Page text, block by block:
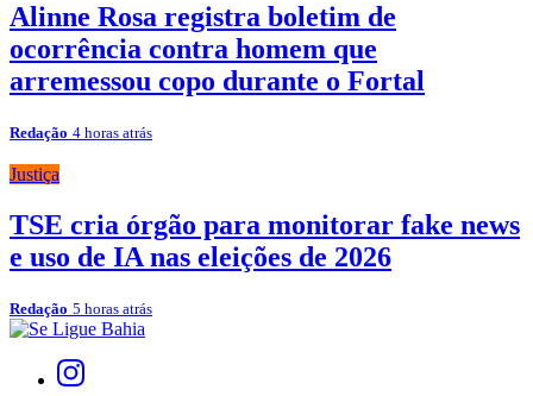
Alinne Rosa registra boletim de
ocorrência contra homem que
arremessou copo durante o Fortal
Redação 4 horas atrás
Justiça
TSE cria órgão para monitorar fake news
e uso de IA nas eleições de 2026
Redação 5 horas atrás